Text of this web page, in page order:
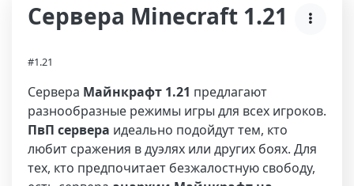
Сервера Minecraft 1.21
#1.21
Сервера Майнкрафт 1.21 предлагают
разнообразные режимы игры для всех игроков.
ПвП сервера идеально подойдут тем, кто
любит сражения в дуэлях или других боях. Для
тех, кто предпочитает безжалостную свободу,